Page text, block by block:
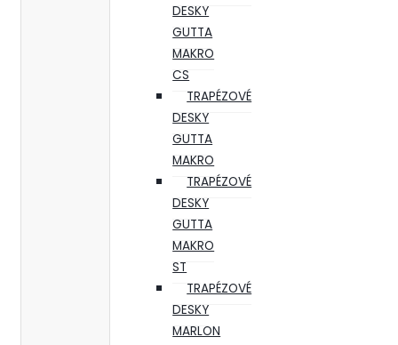
DESKY
GUTTA
MAKRO
CS
TRAPÉZOVÉ
DESKY
GUTTA
MAKRO
TRAPÉZOVÉ
DESKY
GUTTA
MAKRO
ST
TRAPÉZOVÉ
DESKY
MARLON